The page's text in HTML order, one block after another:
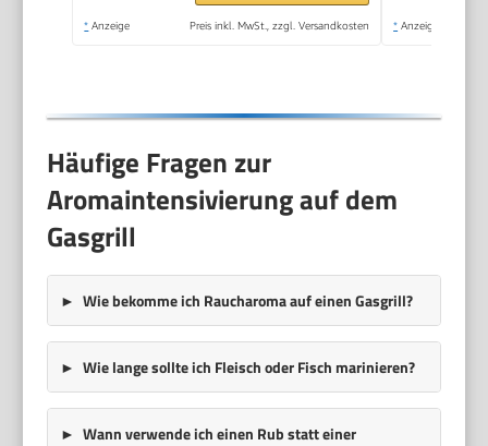
* Anzeige Preis inkl. MwSt., zzgl. Versandkosten * Anzeige
Häufige Fragen zur
Aromaintensivierung auf dem
Gasgrill
Wie bekomme ich Raucharoma auf einen Gasgrill?
Wie lange sollte ich Fleisch oder Fisch marinieren?
Wann verwende ich einen Rub statt einer